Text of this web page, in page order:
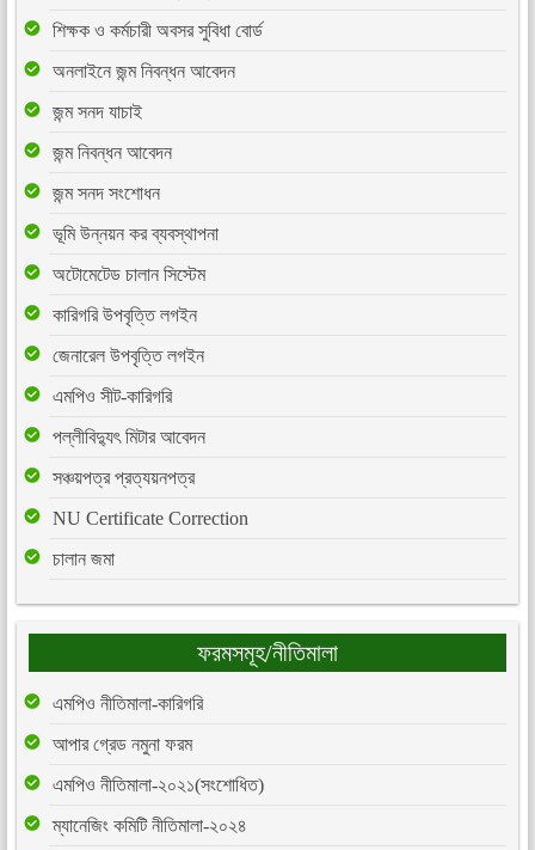
শিক্ষক ও কর্মচারী অবসর সুবিধা বোর্ড
অনলাইনে জন্ম নিবন্ধন আবেদন
জন্ম সনদ যাচাই
জন্ম নিবন্ধন আবেদন
জন্ম সনদ সংশোধন
ভূমি উন্নয়ন কর ব্যবস্থাপনা
অটোমেটেড চালান সিস্টেম
কারিগরি উপবৃত্তি লগইন
জেনারেল উপবৃত্তি লগইন
এমপিও সীট-কারিগরি
পল্লীবিদ্যুৎ মিটার আবেদন
সঞ্চয়পত্র প্রত্যয়নপত্র
NU Certificate Correction
চালান জমা
ফরমসমূহ/নীতিমালা
এমপিও নীতিমালা-কারিগরি
আপার গ্রেড নমুনা ফরম
এমপিও নীতিমালা-২০২১(সংশোধিত)
ম্যানেজিং কমিটি নীতিমালা-২০২৪